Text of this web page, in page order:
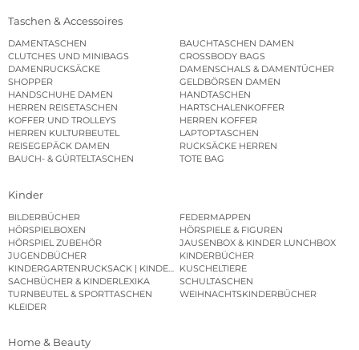
Taschen & Accessoires
DAMENTASCHEN
BAUCHTASCHEN DAMEN
CLUTCHES UND MINIBAGS
CROSSBODY BAGS
DAMENRUCKSÄCKE
DAMENSCHALS & DAMENTÜCHER
SHOPPER
GELDBÖRSEN DAMEN
HANDSCHUHE DAMEN
HANDTASCHEN
HERREN REISETASCHEN
HARTSCHALENKOFFER
KOFFER UND TROLLEYS
HERREN KOFFER
HERREN KULTURBEUTEL
LAPTOPTASCHEN
REISEGEPÄCK DAMEN
RUCKSÄCKE HERREN
BAUCH- & GÜRTELTASCHEN
TOTE BAG
Kinder
BILDERBÜCHER
FEDERMAPPEN
HÖRSPIELBOXEN
HÖRSPIELE & FIGUREN
HÖRSPIEL ZUBEHÖR
JAUSENBOX & KINDER LUNCHBOX
JUGENDBÜCHER
KINDERBÜCHER
KINDERGARTENRUCKSACK | KINDERGARTENBEUTEL
KUSCHELTIERE
SACHBÜCHER & KINDERLEXIKA
SCHULTASCHEN
TURNBEUTEL & SPORTTASCHEN
WEIHNACHTSKINDERBÜCHER
KLEIDER
Home & Beauty